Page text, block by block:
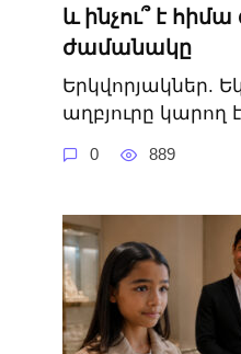
և ինչու՞ է հիմա
ժամանակը
Երկվորյակներ.
աղբյուրը կարող
0 889